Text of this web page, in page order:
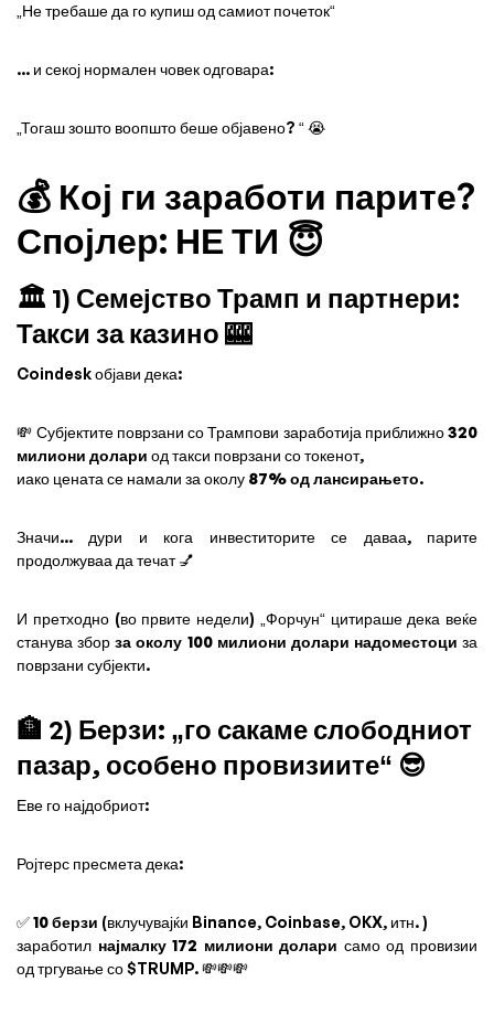
„Не требаше да го купиш од самиот почеток“
... и секој нормален човек одговара:
„Тогаш зошто воопшто беше објавено? “ 😭
💰 Кој ги заработи парите?
Спојлер: НЕ ТИ 😇
🏛️ 1) Семејство Трамп и партнери:
Такси за казино 🎰
Coindesk објави дека:
💸 Субјектите поврзани со Трампови заработија приближно320
милиони долари од такси поврзани со токенот,
иако цената се намали за околу 87% од лансирањето.
Значи... дури и кога инвеститорите се даваа, парите
продолжуваа да течат 💅
И претходно (во првите недели) „Форчун“ цитираше дека веќе
станува зборза околу 100 милиони долари надоместоци за
поврзани субјекти.
🏦 2) Берзи: „го сакаме слободниот
пазар, особено провизиите“ 😎
Еве го најдобриот:
Ројтерс пресмета дека:
✅10 берзи (вклучувајќи Binance, Coinbase, OKX, итн. )
заработил најмалку 172 милиони долари само од провизии
од тргување со $TRUMP. 💸💸💸